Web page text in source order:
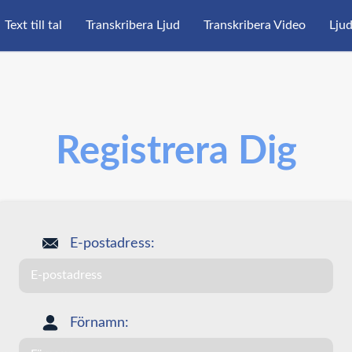
Text till tal Transkribera Ljud Transkribera Video
Registrera Dig
E-postadress:
Förnamn: